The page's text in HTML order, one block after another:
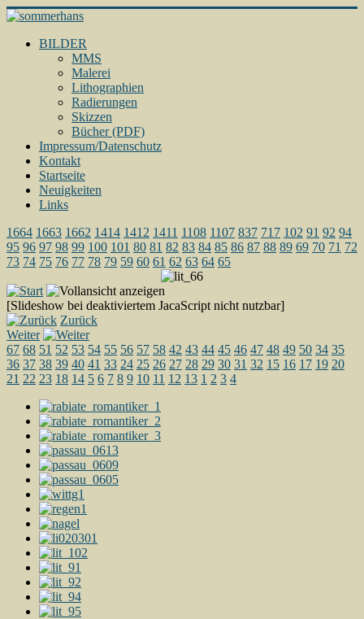
BILDER
MMS
Malerei
Lithographien
Radierungen
Skizzen
Bücher (PDF)
Impressum/Datenschutz
Kontakt
Startseite
Neuigkeiten
Links
1664 1663 1662 1414 1412 1411 1108 1107 837 717 102 91 92 94
95 96 97 98 99 100 101 80 81 82 83 84 85 86 87 88 89 69 70 71 72
73 74 75 76 77 78 79 59 60 61 62 63 64 65
[Slideshow bei deaktiviertem JacaScript nicht nutzbar]
Zurück
Weiter
67 68 51 52 53 54 55 56 57 58 42 43 44 45 46 47 48 49 50 34 35
36 37 38 39 40 41 33 24 25 26 27 28 29 30 31 32 15 16 17 19 20
21 22 23 18 14 5 6 7 8 9 10 11 12 13 1 2 3 4